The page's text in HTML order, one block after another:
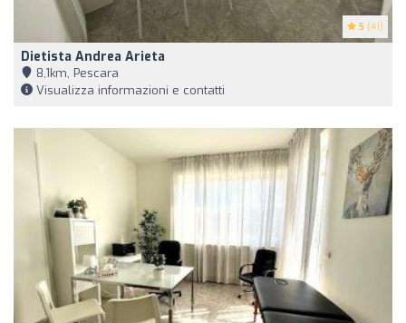
5 (41)
Dietista Andrea Arieta
8,1km, Pescara
Visualizza informazioni e contatti